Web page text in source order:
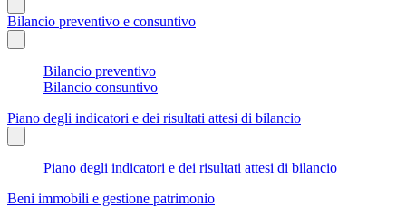
Bilancio preventivo e consuntivo
Bilancio preventivo
Bilancio consuntivo
Piano degli indicatori e dei risultati attesi di bilancio
Piano degli indicatori e dei risultati attesi di bilancio
Beni immobili e gestione patrimonio